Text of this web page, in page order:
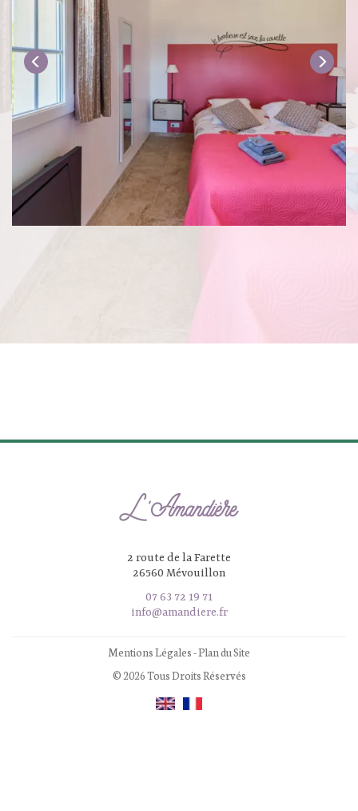
2 route de la Farette
26560 Mévouillon
07 63 72 19 71
info@amandiere.fr
Mentions Légales-Plan du Site
© 2026 Tous Droits Réservés